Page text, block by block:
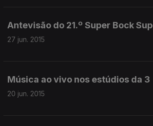
Antevisão do 21.º Super Bock
27 jun. 2015
Música ao vivo nos estúdios da 3
20 jun. 2015